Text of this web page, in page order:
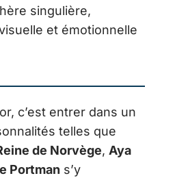
singulière,
et émotionnelle
c’est entrer dans un
telles que
de Norvège, Aya
Portman s’y